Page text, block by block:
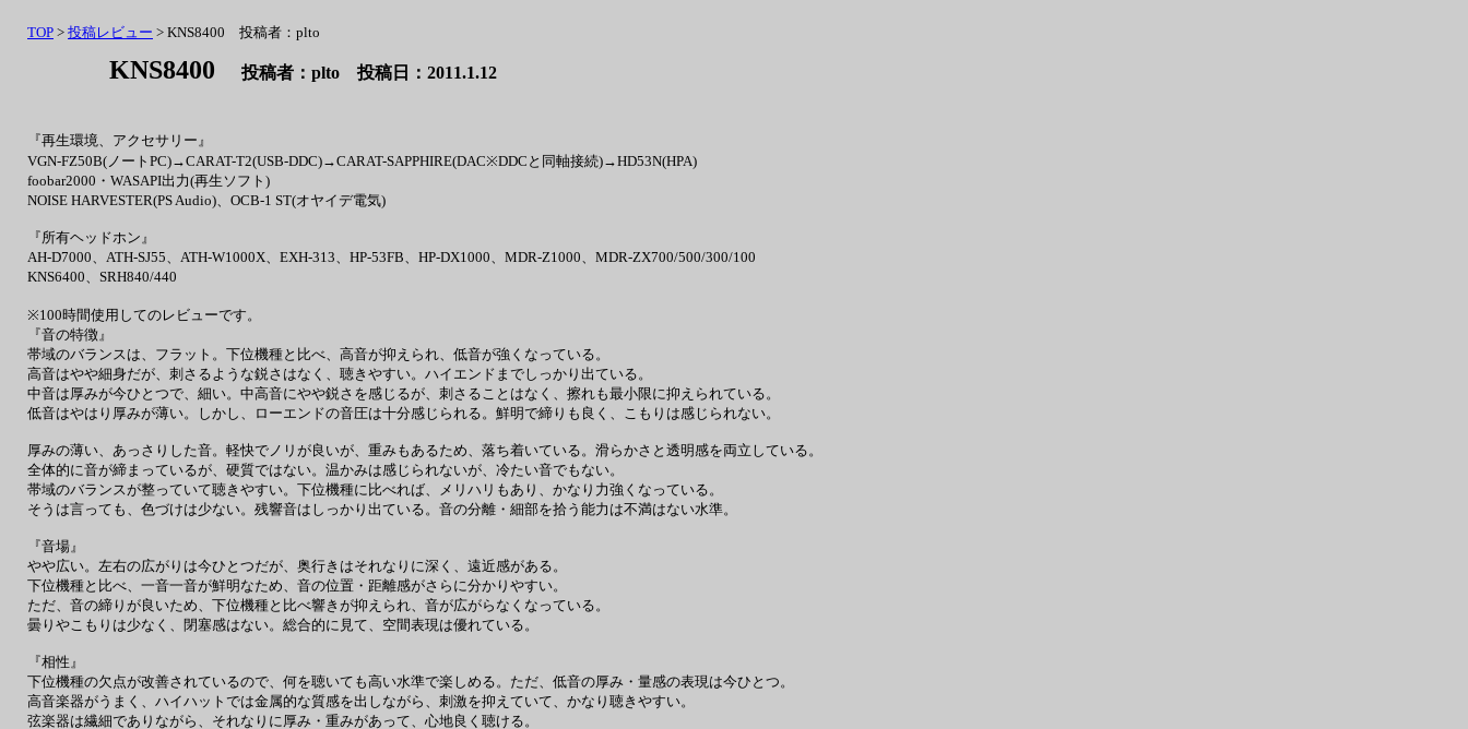
『再生環境、アクセサリー』
VGN-FZ50B(ノートPC)→CARAT-T2(USB-DDC)→CARAT-SAPPHIRE(DAC※DDCと同軸接続)→HD53N(HPA)
foobar2000・WASAPI出力(再生ソフト)
NOISE HARVESTER(PS Audio)、OCB-1 ST(オヤイデ電気)
『所有ヘッドホン』
AH-D7000、ATH-SJ55、ATH-W1000X、EXH-313、HP-53FB、HP-DX1000、MDR-Z1000、MDR-ZX700/500/300/100
KNS6400、SRH840/440
※100時間使用してのレビューです。
『音の特徴』
帯域のバランスは、フラット。下位機種と比べ、高音が抑えられ、低音が強くなっている。
高音はやや細身だが、刺さるような鋭さはなく、聴きやすい。ハイエンドまでしっかり出ている。
中音は厚みが今ひとつで、細い。中高音にやや鋭さを感じるが、刺さることはなく、擦れも最小限に抑えられている。
低音はやはり厚みが薄い。しかし、ローエンドの音圧は十分感じられる。鮮明で締りも良く、こもりは感じられない。
厚みの薄い、あっさりした音。軽快でノリが良いが、重みもあるため、落ち着いている。滑らかさと透明感を両立している。
全体的に音が締まっているが、硬質ではない。温かみは感じられないが、冷たい音でもない。
帯域のバランスが整っていて聴きやすい。下位機種に比べれば、メリハリもあり、かなり力強くなっている。
そうは言っても、色づけは少ない。残響音はしっかり出ている。音の分離・細部を拾う能力は不満はない水準。
『音場』
やや広い。左右の広がりは今ひとつだが、奥行きはそれなりに深く、遠近感がある。
下位機種と比べ、一音一音が鮮明なため、音の位置・距離感がさらに分かりやすい。
ただ、音の締りが良いため、下位機種と比べ響きが抑えられ、音が広がらなくなっている。
曇りやこもりは少なく、閉塞感はない。総合的に見て、空間表現は優れている。
『相性』
下位機種の欠点が改善されているので、何を聴いても高い水準で楽しめる。ただ、低音の厚み・量感の表現は今ひとつ。
高音楽器がうまく、ハイハットでは金属的な質感を出しながら、刺激を抑えていて、かなり聴きやすい。
弦楽器は繊細でありながら、それなりに厚み・重みがあって、心地良く聴ける。
KNS8400 投稿者：plto 投稿日：2011.1.12
TOP > 投稿レビュー > KNS8400 投稿者：plto